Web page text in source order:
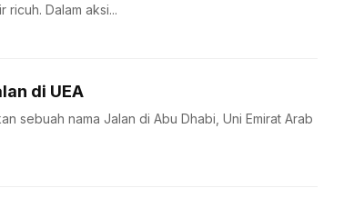
Dalam aksi...
di UEA
sebuah nama Jalan di Abu Dhabi, Uni Emirat Arab